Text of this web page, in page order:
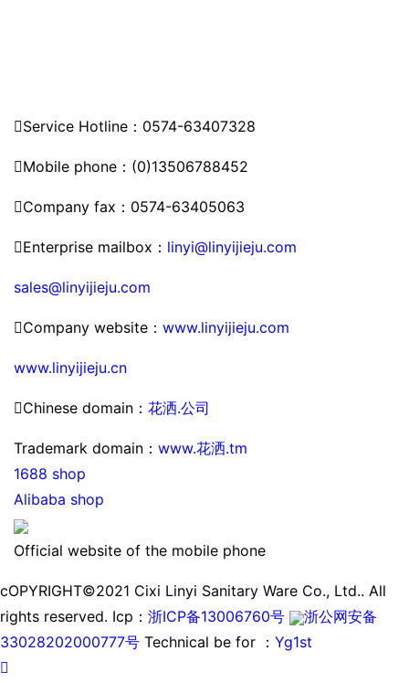
Service Hotline：0574-63407328
Mobile phone：(0)13506788452
Company fax：0574-63405063
Enterprise mailbox： linyi@linyijieju.com
sales@linyijieju.com
Company website： www.linyijieju.com
www.linyijieju.cn
Chinese domain： 花洒.公司
Trademark domain： www.花洒.tm
1688 shop
Alibaba shop
Official website of the mobile phone
cOPYRIGHT©2021 Cixi Linyi Sanitary Ware Co., Ltd.. All
rights reserved. Icp： 浙ICP备13006760号
浙公网安备
33028202000777号 Technical be for ： Yg1st
